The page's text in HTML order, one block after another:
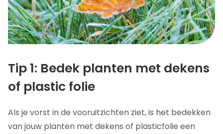
Tip 1: Bedek planten met dekens
of plastic folie
Als je vorst in de vooruitzichten ziet, is het bedekken
van jouw planten met dekens of plasticfolie een